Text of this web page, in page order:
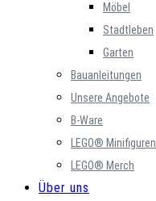
Möbel
Stadtleben
Garten
Bauanleitungen
Unsere Angebote
B-Ware
LEGO® Minifiguren
LEGO® Merch
Über uns